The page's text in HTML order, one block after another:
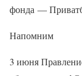
фонда —
Напомним
3 июня